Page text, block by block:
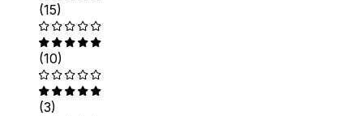
(15)
(10)
(3)